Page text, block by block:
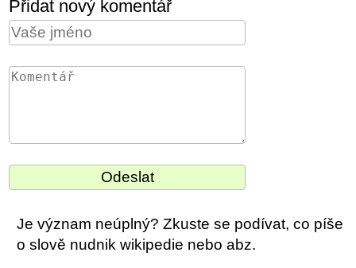
Přidat nový komentář
Je význam neúplný? Zkuste se podívat, co píše
o slově nudnik wikipedie nebo abz.